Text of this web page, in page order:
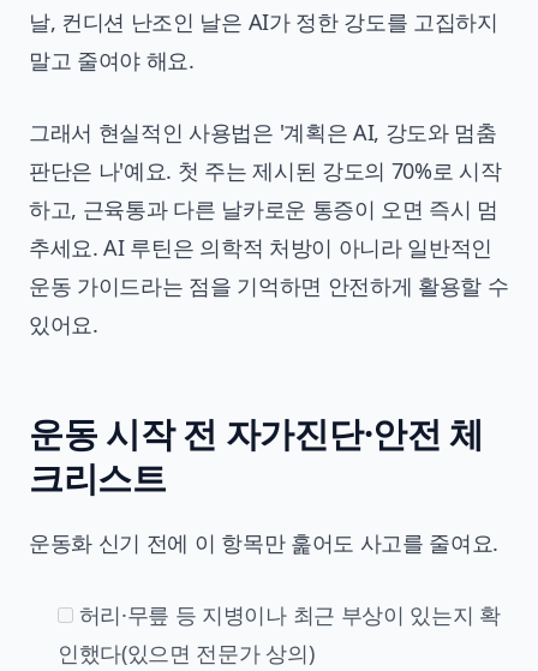
날, 컨디션 난조인 날은 AI가 정한 강도를 고집하지
말고 줄여야 해요.
그래서 현실적인 사용법은 '계획은 AI, 강도와 멈춤
판단은 나'예요. 첫 주는 제시된 강도의 70%로 시작
하고, 근육통과 다른 날카로운 통증이 오면 즉시 멈
추세요. AI 루틴은 의학적 처방이 아니라 일반적인
운동 가이드라는 점을 기억하면 안전하게 활용할 수
있어요.
운동 시작 전 자가진단·안전 체
크리스트
운동화 신기 전에 이 항목만 훑어도 사고를 줄여요.
허리·무릎 등 지병이나 최근 부상이 있는지 확
인했다(있으면 전문가 상의)